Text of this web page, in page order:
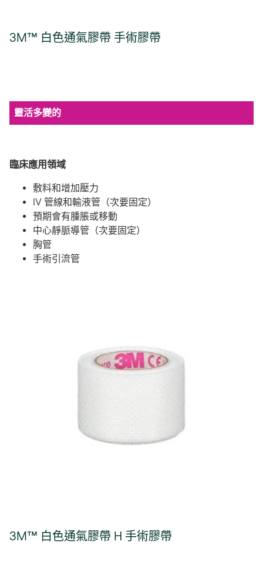
3M™ 白色通氣膠帶 手術膠帶
靈活多變的
臨床應用領域
敷料和增加壓力
IV 管線和輸液管（次要固定）
預期會有腫脹或移動
中心靜脈導管（次要固定）
胸管
手術引流管
3M™ 白色通氣膠帶 H 手術膠帶